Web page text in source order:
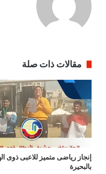
مقالات ذات صلة
إنجاز رياضى متميز للاعبى ذوى
بالبحيرة